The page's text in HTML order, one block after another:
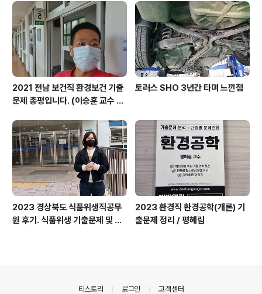
2021 전남 보건직 환경보건 기출
문제 총평입니다. (이승훈 교수 제
토러스 SHO 3년간 타며 느낀점
2023 경상북도 식품위생직공무
원 후기. 식품위생 기출문제 및 가
2023 환경직 환경공학(개론) 기
출문제 정리 / 평혜림
티스토리 로그인 고객센터